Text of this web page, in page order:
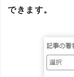
できます。